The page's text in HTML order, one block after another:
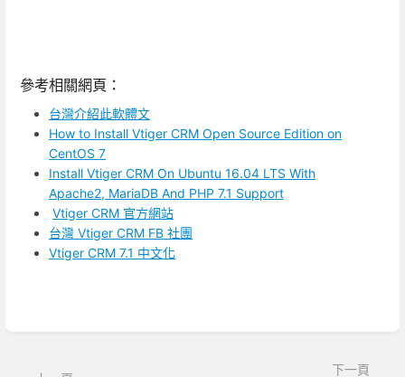
參考相關網頁：
台灣介紹此軟體文
How to Install Vtiger CRM Open Source Edition on
CentOS 7
Install Vtiger CRM On Ubuntu 16.04 LTS With
Apache2, MariaDB And PHP 7.1 Support
Vtiger CRM 官方網站
台灣 Vtiger CRM FB 社團
Vtiger CRM 7.1 中文化
下一頁